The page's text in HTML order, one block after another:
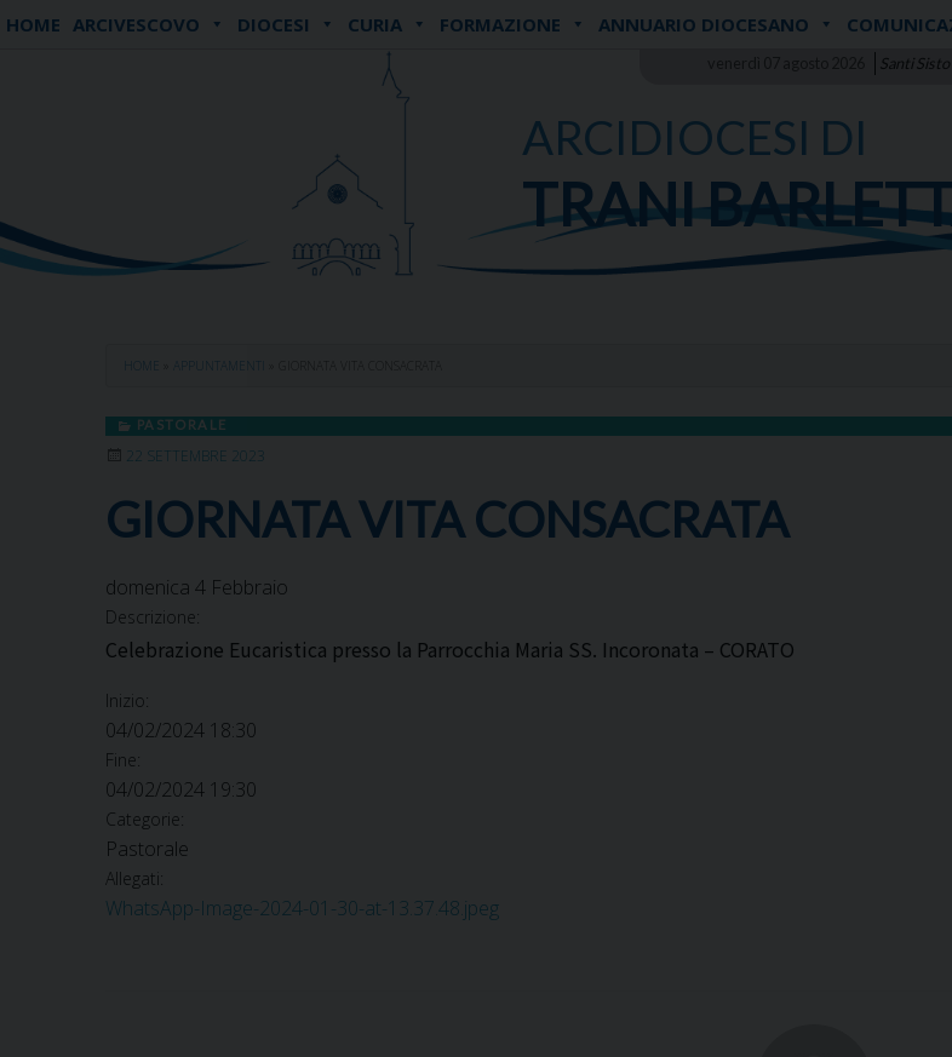
Skip
Santi
HOME ARCIVESCOVO DIOCESI CURIA FORMAZIONE ANNUARIO DIOCESANO
ARCIDIOCESI DI
TRANI
HOME APPUNTAMENTI
PASTORALE
22 SETTEMBRE 2023
GIORNATA VITA CONSACRATA
domenica 4 Febbraio
Descrizione:
Celebrazione Eucaristica presso la Parrocchia Maria SS. Incoronata – CORATO
Inizio:
04/02/2024 18:30
Fine:
04/02/2024 19:30
Categorie:
Pastorale
Allegati:
WhatsApp-Image-2024-01-30-at-13.37.48.jpeg